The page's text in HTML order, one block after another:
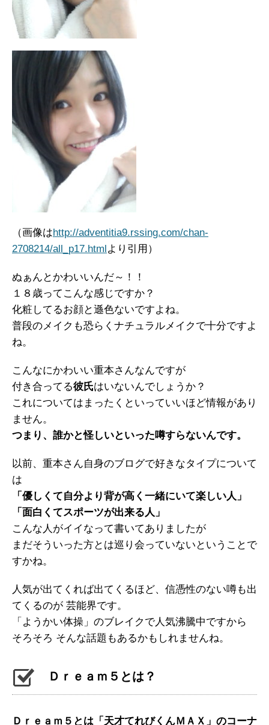
（画像はhttp://adventitia9.rssing.com/chan-
2708214/all_p17.htmlより引用）
ぬぁんとかわいいんだ～！！
１８歳ってこんな感じですか？
化粧してるお顔と遜色ないですよね。
普段のメイクも恐らくナチュラルメイクで十分ですよ
ね。
こんなにかわいい重本さんなんですが
付き合ってる彼氏はいないんでしょうか？
これについてはまったくといっていいほど情報があり
ません。
つまり、誰かと怪しいといった噂すらないんです。
以前、重本さん自身のブログで好きなタイプについて
は
「優しくて自分より背が高く一緒にいて楽しい人」
「面白くてスポーツが出来る人」
こんな人がイイなって書いてありましたが
まだそういった方とは巡り会っていないということで
すかね。
人気が出てくれば出てくるほど、信憑性のない噂も出
てくるのが 芸能界です。
「ようかい体操」のブレイクで人気沸騰中ですから
そろそろ そんな話題もあるかもしれませんね。
Ｄｒｅａｍ５とは？
Ｄｒｅａｍ５とは「天才てれびくんＭＡＸ」のコーナ